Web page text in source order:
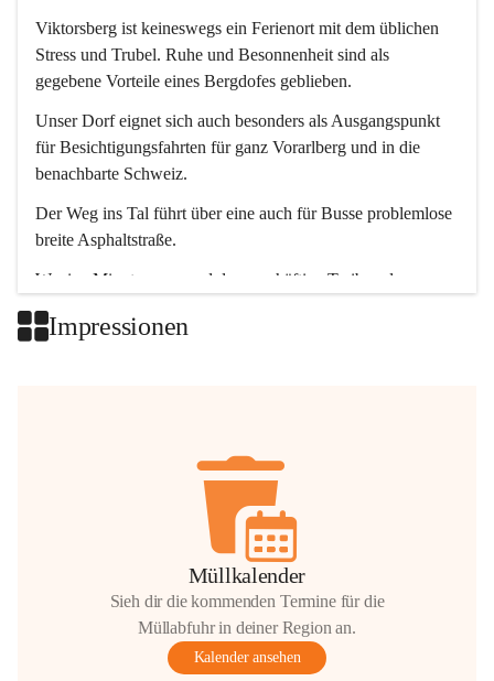
Viktorsberg ist keineswegs ein Ferienort mit dem üblichen
Stress und Trubel. Ruhe und Besonnenheit sind als
gegebene Vorteile eines Bergdofes geblieben.
Unser Dorf eignet sich auch besonders als Ausgangspunkt
für Besichtigungsfahrten für ganz Vorarlberg und in die
benachbarte Schweiz.
Der Weg ins Tal führt über eine auch für Busse problemlose
breite Asphaltstraße.
Wenige Minuten nur, und das geschäftige Treiben der
Impressionen
Müllkalender
Sieh dir die kommenden Termine für die
Müllabfuhr in deiner Region an.
Kalender ansehen